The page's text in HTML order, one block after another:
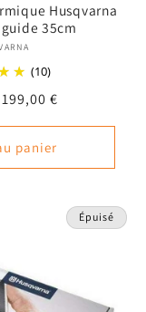
Husqvarna
guide 35cm
Fournisseur :
(10)
Prix
199,00 €
panier
Épuisé